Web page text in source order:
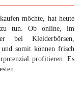
möchte, hat heute
zu tun. Ob online, im
bei Kleiderbörsen,
somit können frisch
profitieren. Es